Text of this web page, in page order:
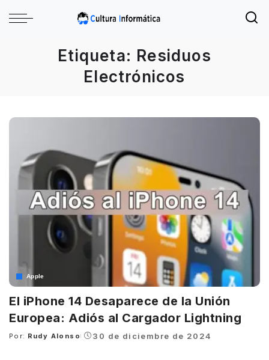
Etiqueta: Residuos
Electrónicos
Apple
El iPhone 14 Desaparece de la Unión
Europea: Adiós al Cargador Lightning
Posted
Por: Rudy Alonso 30 de diciembre de 2024